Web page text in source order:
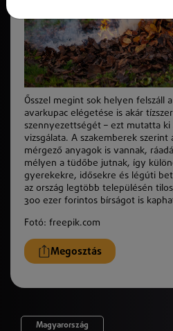
Ősszel megint sok helyen felszáll
avarkupac elégetése is akár
szennyezettségét – ezt mutatta ki
vizsgálata. A szakemberek
mérgező anyagok is vannak,
mélyen a tüdőbe jutnak, így
gyerekekre, idősekre és légúti
az ország legtöbb településén
300 ezer forintos bírságot is
Fotó: freepik.com
Megosztás
Magyarország